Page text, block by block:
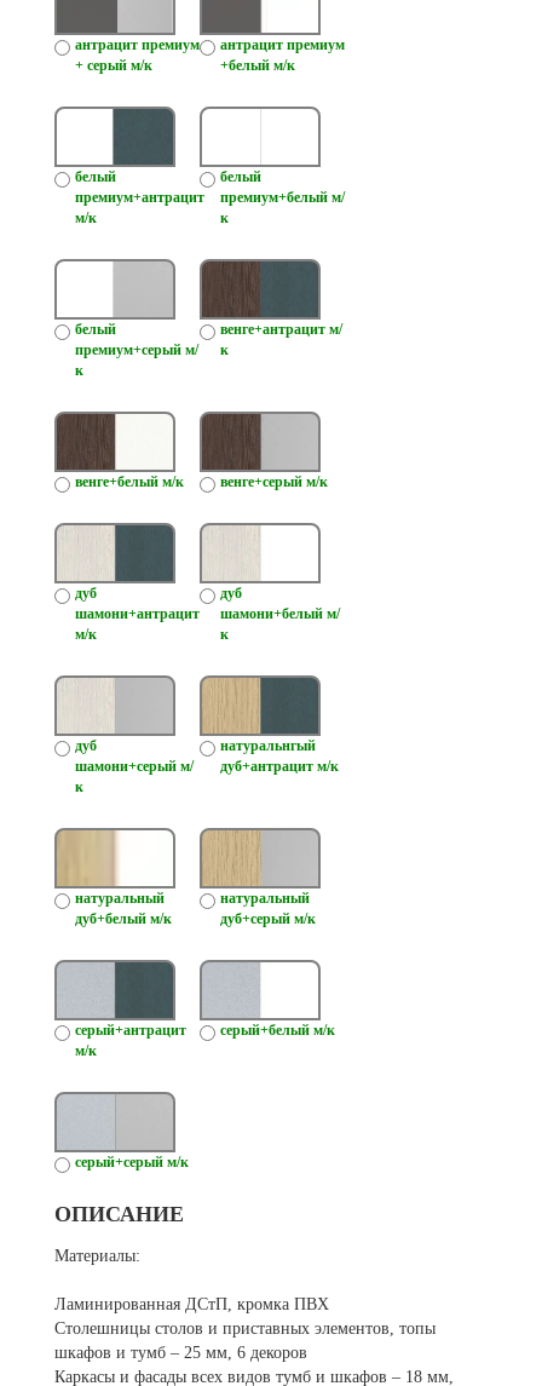
антрацит премиум
+ серый м/к
антрацит премиум
+белый м/к
белый
премиум+антрацит
м/к
белый
премиум+белый м/
к
белый
премиум+серый м/
к
венге+антрацит м/
к
венге+белый м/к венге+серый м/к
дуб
шамони+антрацит
м/к
дуб
шамони+белый м/
к
дуб
шамони+серый м/
к
натуральнгый
дуб+антрацит м/к
натуральный
дуб+белый м/к
натуральный
дуб+серый м/к
серый+антрацит
м/к
серый+белый м/к
серый+серый м/к
ОПИСАНИЕ
Материалы:
Ламинированная ДСтП, кромка ПВХ
Столешницы столов и приставных элементов, топы
шкафов и тумб – 25 мм, 6 декоров
Каркасы и фасады всех видов тумб и шкафов – 18 мм,